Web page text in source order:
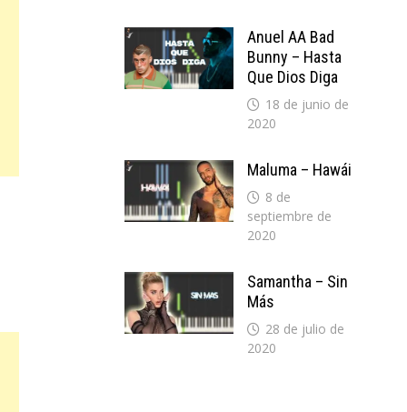
Anuel AA Bad
Bunny – Hasta
Que Dios Diga
18 de junio de
2020
Maluma – Hawái
8 de
septiembre de
2020
Samantha – Sin
Más
28 de julio de
2020